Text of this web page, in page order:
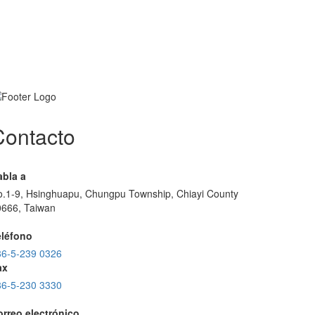
a
9, Hsinghuapu, Chungpu Township, Chiayi County
Taiwan
5-239 0326
5-230 3330